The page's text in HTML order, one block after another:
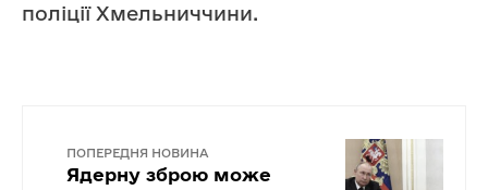
поліції Хмельниччини.
ПОПЕРЕДНЯ НОВИНА
Ядерну зброю може